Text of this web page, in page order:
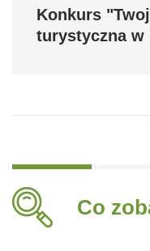
Konkurs
turystyczna w
Co